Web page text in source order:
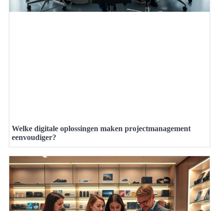
Welke digitale oplossingen maken projectmanagement
eenvoudiger?